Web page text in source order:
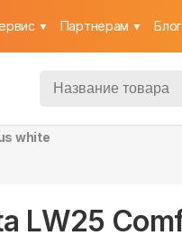
Партнерам Блог
white
LW25